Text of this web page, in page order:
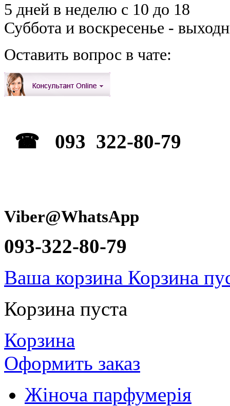
5 дней в неделю с 10 до 18
Суббота и воскресенье -
Оставить вопрос в чате:
☎ 093 322-80-79
Viber@WhatsApp
093-322-80-79
Ваша корзина Корзина
Корзина пуста
Корзина
Оформить заказ
Жіноча парфумерія